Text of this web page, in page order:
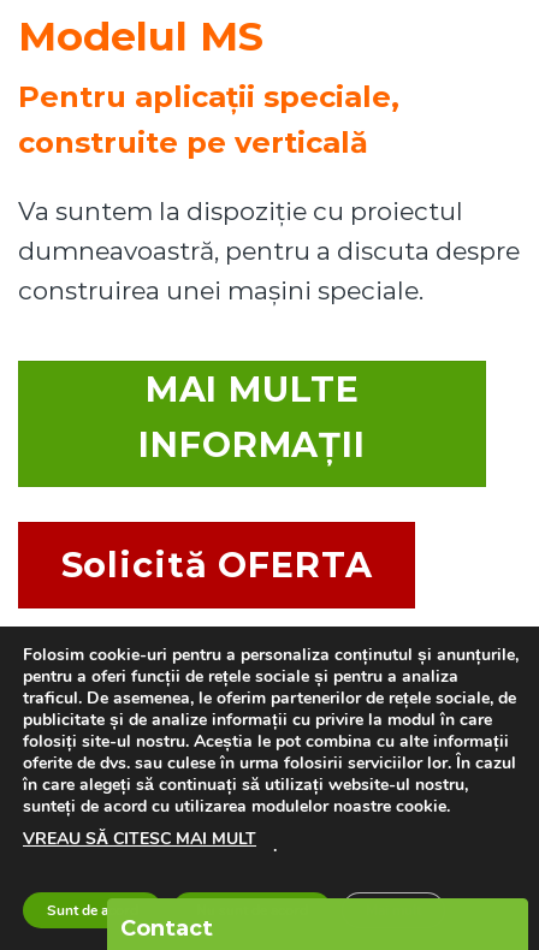
Modelul MS
Pentru aplicații speciale,
construite pe verticală
Va suntem la dispoziție cu proiectul
dumneavoastră, pentru a discuta despre
construirea unei mașini speciale.
MAI MULTE
INFORMAȚII
Solicită OFERTA
Folosim cookie-uri pentru a personaliza conținutul și anunțurile,
pentru a oferi funcții de rețele sociale și pentru a analiza
traficul. De asemenea, le oferim partenerilor de rețele sociale, de
publicitate și de analize informații cu privire la modul în care
folosiți site-ul nostru. Aceștia le pot combina cu alte informații
oferite de dvs. sau culese în urma folosirii serviciilor lor. În cazul
în care alegeți să continuați să utilizați website-ul nostru,
sunteți de acord cu utilizarea modulelor noastre cookie.
VREAU SĂ CITESC MAI MULT
.
Sunt de acord
Contact